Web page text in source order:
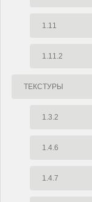
1.11
1.11.2
ТЕКСТУРЫ
1.3.2
1.4.6
1.4.7